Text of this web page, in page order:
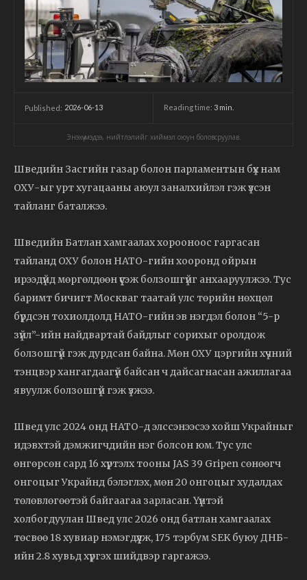
Published: 2026-06-13 Reading time: 3 min.
Энэхүү мэдээ, нийтлэлийг хиймэл оюун боловсруулав.
Шведийн Засгийн газар болон парламентын бүх нам
ОХУ-ыг урт хугацааны аюул заналхийлэл гэж үзсэн
тайланг баталжээ.
Шведийн Батлан хамгаалах хорооноос гаргасан
тайланд ОХУ болон НАТО-гийн хооронд ойрын
ирээдүйд мөргөлдөөн үүсэж болзошгүйг анхааруулжээ. Тус
баримт бичигт Москваг таатай улс төрийн нөхцөл
бүрдсэн тохиолдолд НАТО-гийн эв нэгдэл болон “5-р
зүйл”-ийн найдвартай байдлыг сорихыг оролдож
болзошгүй гэж дурдсан байна. Мөн ОХУ цэргийн хүчний
тэнцвэр хангагдаагүй байсан ч дайсагнасан ажиллагаа
явуулж болзошгүй гэж үзжээ.
Швед улс 2024 онд НАТО-д элссэнээсээ хойш Украйныг
идэвхтэй дэмжигчдийн нэг болсон юм. Тус улс
өнгөрсөн сард 16 хүртэлх тооны JAS 39 Gripen сөнөөгч
онгоцыг Украйнд бэлэглэх, мөн 20 онгоцыг худалдах
төлөвлөгөөтэй байгаагаа зарласан. Үүнтэй
холбогдуулан Швед улс 2026 онд батлан хамгаалах
төсвөө 18 хувиар нэмэгдүүлж, 175 тэрбум SEK буюу ДНБ-
ийн 2.8 хувьд хүргэх шийдвэр гаргажээ.